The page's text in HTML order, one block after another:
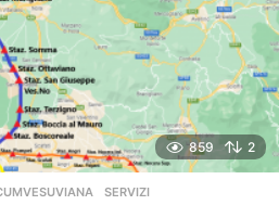
859 2
,SERVIZI